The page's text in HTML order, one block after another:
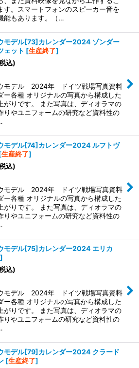
す。スマートフォンのスピーカー音を
能もあります。（…
モデル[73]カレンダー2024 ゾンダー
ェット [生産終了]
込)
モデル 2024年 ドイツ戦場写真資料
ー各種 オリジナルの写真から構成した
がりです。 また写真は、ディオラマの
りやユニフォームの研究など資料性の
モデル[74]カレンダー2024 ルフトヴ
生産終了]
込)
モデル 2024年 ドイツ戦場写真資料
ー各種 オリジナルの写真から構成した
がりです。 また写真は、ディオラマの
りやユニフォームの研究など資料性の
モデル[75]カレンダー2024 エリカ
]
込)
モデル 2024年 ドイツ戦場写真資料
ー各種 オリジナルの写真から構成した
がりです。 また写真は、ディオラマの
りやユニフォームの研究など資料性の
モデル[79]カレンダー2024 クラード
[生産終了]